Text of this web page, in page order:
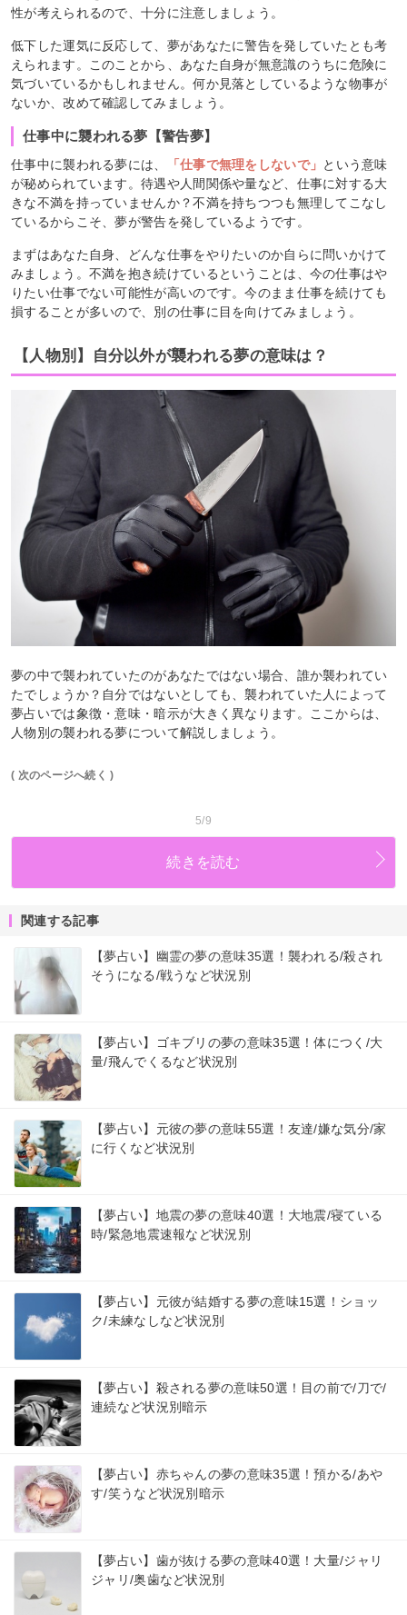
性が考えられるので、十分に注意しましょう。
低下した運気に反応して、夢があなたに警告を発していたとも考
えられます。このことから、あなた自身が無意識のうちに危険に
気づいているかもしれません。何か見落としているような物事が
ないか、改めて確認してみましょう。
仕事中に襲われる夢【警告夢】
仕事中に襲われる夢には、 「仕事で無理をしないで」 という意味
が秘められています。待遇や人間関係や量など、仕事に対する大
きな不満を持っていませんか？不満を持ちつつも無理してこなし
ているからこそ、夢が警告を発しているようです。
まずはあなた自身、どんな仕事をやりたいのか自らに問いかけて
みましょう。不満を抱き続けているということは、今の仕事はや
りたい仕事でない可能性が高いのです。今のまま仕事を続けても
損することが多いので、別の仕事に目を向けてみましょう。
【人物別】自分以外が襲われる夢の意味は？
夢の中で襲われていたのがあなたではない場合、誰か襲われてい
たでしょうか？自分ではないとしても、襲われていた人によって
夢占いでは象徴・意味・暗示が大きく異なります。ここからは、
人物別の襲われる夢について解説しましょう。
( 次のページへ続く )
5/9
続きを読む
関連する記事
【夢占い】幽霊の夢の意味35選！襲われる/殺され
そうになる/戦うなど状況別
【夢占い】ゴキブリの夢の意味35選！体につく/大
量/飛んでくるなど状況別
【夢占い】元彼の夢の意味55選！友達/嫌な気分/家
に行くなど状況別
【夢占い】地震の夢の意味40選！大地震/寝ている
時/緊急地震速報など状況別
【夢占い】元彼が結婚する夢の意味15選！ショッ
ク/未練なしなど状況別
【夢占い】殺される夢の意味50選！目の前で/刀で/
連続など状況別暗示
【夢占い】赤ちゃんの夢の意味35選！預かる/あや
す/笑うなど状況別暗示
【夢占い】歯が抜ける夢の意味40選！大量/ジャリ
ジャリ/奥歯など状況別